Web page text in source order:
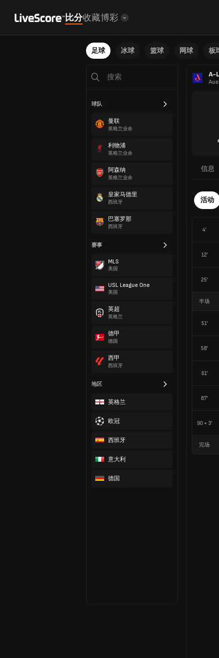
比分收藏博彩
足球 冰球 篮球 网球 板
球队
曼联
英格兰业余
利物浦
英格兰业余
阿森纳
英格兰业余
皇家马德里
西班牙
巴塞罗那
西班牙
赛事
MLS
美国
USL League One
美国
英超
英格兰
德甲
德国
西甲
西班牙
地区
英格兰
欧冠
西班牙
意大利
德国
A-
信息
活动
4'
12'
25'
半场
51'
58'
61'
87'
90 + 3'
完场